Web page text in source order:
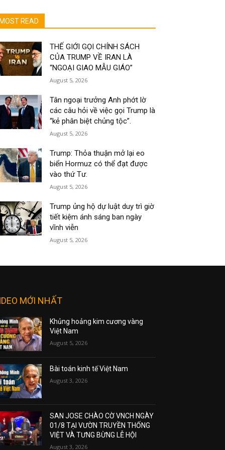
MOST READ
THẾ GIỚI GỌI CHÍNH SÁCH
CỦA TRUMP VỀ IRAN LÀ
“NGOẠI GIAO MẪU GIÁO”
August 5, 2026
Tân ngoại trưởng Anh phớt lờ
các câu hỏi về việc gọi Trump là
“kẻ phân biệt chủng tộc”.
August 5, 2026
Trump: Thỏa thuận mở lại eo
biển Hormuz có thể đạt được
vào thứ Tư.
August 5, 2026
Trump ủng hộ dự luật duy trì giờ
tiết kiệm ánh sáng ban ngày
vĩnh viễn
August 5, 2026
MỚI NHẤT
Khủng hoảng kim cương vàng
Việt Nam
August 5, 2026
Bài toán kinh tế Việt Nam
August 3, 2026
SAN JOSE CHÀO CỜ VNCH NGÀY
01/8 TẠI VƯỜN TRUYỀN THỐNG
VIỆT VÀ TƯNG BỪNG LỄ HỘI
August 3, 2026